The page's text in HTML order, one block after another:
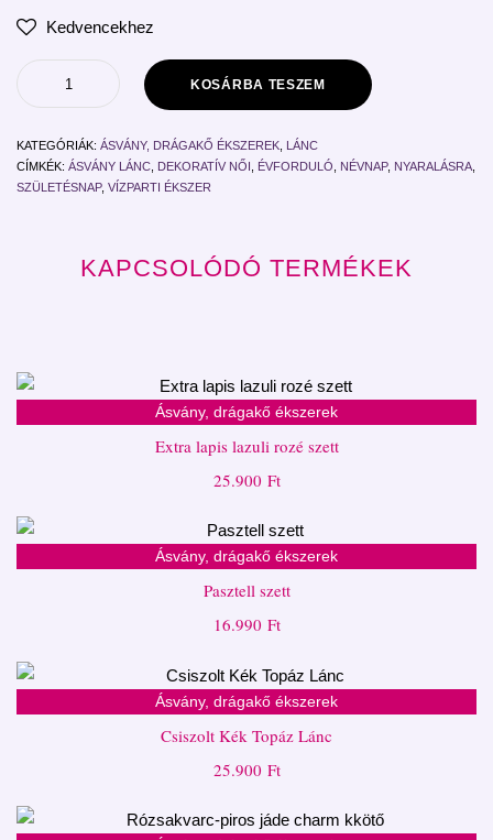
Kedvencekhez
KOSÁRBA TESZEM
KATEGÓRIÁK: ÁSVÁNY, DRÁGAKŐ ÉKSZEREK LÁNC
CÍMKÉK: ÁSVÁNY LÁNC DEKORATÍV NŐI ÉVFORDULÓ NÉVNAP, NYARALÁSRA
SZÜLETÉSNAP, VÍZPARTI ÉKSZER
KAPCSOLÓDÓ TERMÉKEK
Ásvány, drágakő ékszerek
Extra lapis lazuli rozé szett
25.900 Ft
Ásvány, drágakő ékszerek
Pasztell szett
16.990 Ft
Ásvány, drágakő ékszerek
Csiszolt Kék Topáz Lánc
25.900 Ft